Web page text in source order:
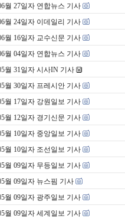
월 27일자 연합뉴스 기사
월 24일자 이데일리 기사
월 16일자 교수신문 기사
월 04일자 연합뉴스 기사
월 31일자 시사IN 기사
월 30일자 프레시안 기사
월 17일자 강원일보 기사
월 12일자 경기신문 기사
월 10일자 중앙일보 기사
월 10일자 조선일보 기사
월 09일자 무등일보 기사
월 09일자 뉴스핌 기사
월 09일자 광주일보 기사
월 09일자 세계일보 기사